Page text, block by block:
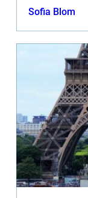
vino på
Sofia Blom